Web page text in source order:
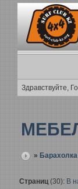
Здравствуйте,
» Барахолка
Страниц(30): В